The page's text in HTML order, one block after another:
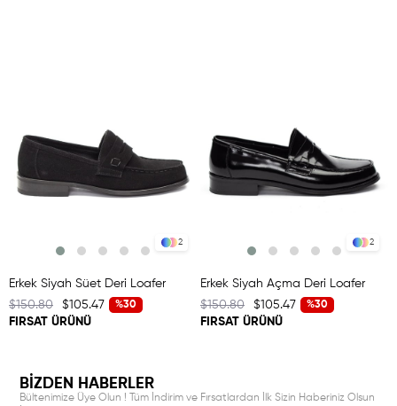
2
Erkek Siyah Süet Deri Loafer
%30
$105.47
$150.80
FIRSAT ÜRÜNÜ
2
Erkek Siyah Açma Deri Loafer
%30
$105.47
$150.80
FIRSAT ÜRÜNÜ
BİZDEN HABERLER
Bültenimize Üye Olun ! Tüm İndirim ve Fırsatlardan İlk Sizin Haberiniz Olsun